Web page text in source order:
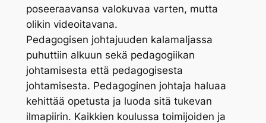
poseeraavansa valokuvaa varten, mutta
olikin videoitavana.
Pedagogisen johtajuuden kalamaljassa
puhuttiin alkuun sekä pedagogiikan
johtamisesta että pedagogisesta
johtamisesta. Pedagoginen johtaja haluaa
kehittää opetusta ja luoda sitä tukevan
ilmapiirin. Kaikkien koulussa toimijoiden ja